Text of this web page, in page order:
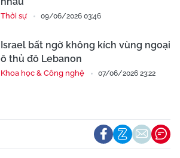
Thời sự 09/06/2026 03:46
Israel bất ngờ không kích vùng ngoại
ô thủ đô Lebanon
Khoa học & Công nghệ 07/06/2026 23:22